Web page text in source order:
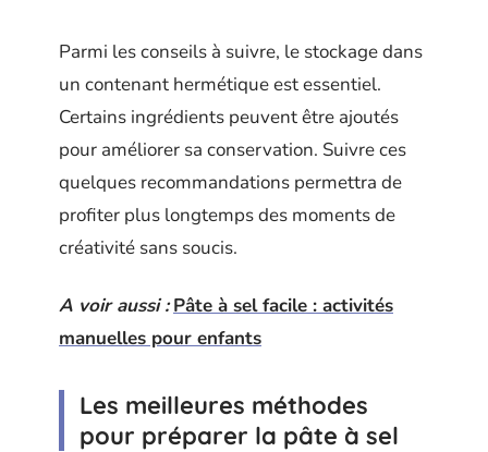
Parmi les conseils à suivre, le stockage dans
un contenant hermétique est essentiel.
Certains ingrédients peuvent être ajoutés
pour améliorer sa conservation. Suivre ces
quelques recommandations permettra de
profiter plus longtemps des moments de
créativité sans soucis.
A voir aussi : Pâte à sel facile : activités
manuelles pour enfants
Les meilleures méthodes
pour préparer la pâte à sel